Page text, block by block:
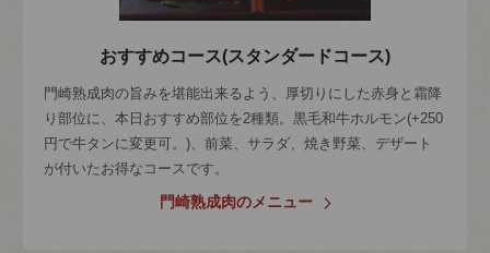
おすすめコース(スタンダードコース)
門崎熟成肉の旨みを堪能出来るよう、厚切りにした赤身と霜降
り部位に、本日おすすめ部位を2種類。黒毛和牛ホルモン(+250
円で牛タンに変更可。)、前菜、サラダ、焼き野菜、デザート
が付いたお得なコースです。
門崎熟成肉のメニュー